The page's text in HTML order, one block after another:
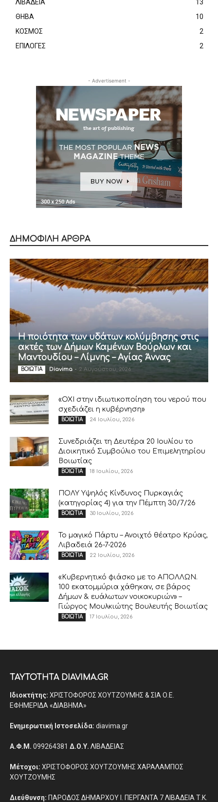
ΛΙΒΑΔΕΙΑ
13
ΘΗΒΑ
10
ΚΟΣΜΟΣ
2
ΕΠΙΛΟΓΕΣ
2
- Advertisement -
ΔΗΜΟΦΙΛΗ ΑΡΘΡΑ
Η ποιότητα των υδάτων κολύμβησης στις
ακτές των Δήμων Καμένων Βούρλων και
Μαντουδίου – Λίμνης – Αγίας Άννας
ΒΟΙΩΤΙΑ Diavima - 2 Αυγούστου, 2026
«ΟΧΙ στην ιδιωτικοποίηση του νερού που
σχεδιάζει η κυβέρνηση»
ΒΟΙΩΤΙΑ 24 Ιουλίου, 2026
Συνεδριάζει τη Δευτέρα 20 Ιουλίου το
Διοικητικό Συμβούλιο του Επιμελητηρίου
Βοιωτίας
ΒΟΙΩΤΙΑ 18 Ιουλίου, 2026
ΠΟΛΥ Υψηλός Κίνδυνος Πυρκαγιάς
(κατηγορίας 4) για την Πέμπτη 30/7/26
ΒΟΙΩΤΙΑ 30 Ιουλίου, 2026
Το μαγικό Πάρτυ – Ανοιχτό θέατρο Κρύας,
Λιβαδειά 26-7-2026
ΒΟΙΩΤΙΑ 22 Ιουλίου, 2026
«Κυβερνητικό φιάσκο με το ΑΠΟΛΛΩΝ.
100 εκατομμύρια χάθηκαν, σε βάρος
Δήμων & ευάλωτων νοικοκυριών» –
Γιώργος Μουλκιώτης Βουλευτής Βοιωτίας
ΒΟΙΩΤΙΑ 17 Ιουλίου, 2026
ΤΑΥΤΟΤΗΤΑ DIAVIMA.GR
Ιδιοκτήτης: ΧΡΙΣΤΟΦΟΡΟΣ ΧΟΥΤΖΟΥΜΗΣ & ΣΙΑ Ο.Ε.
ΕΦΗΜΕΡΙΔΑ «ΔΙΑΒΗΜΑ»
Ενημερωτική Ιστοσελίδα: diavima.gr
Α.Φ.Μ. 099264381 Δ.Ο.Υ. ΛΙΒΑΔΕΙΑΣ
Μέτοχοι: ΧΡΙΣΤΟΦΟΡΟΣ ΧΟΥΤΖΟΥΜΗΣ ΧΑΡΑΛΑΜΠΟΣ
ΧΟΥΤΖΟΥΜΗΣ
Διεύθυνση: ΠΑΡΟΔΟΣ ΔΗΜΑΡΧΟΥ Ι. ΠΕΡΓΑΝΤΑ 7 ΛΙΒΑΔΕΙΑ Τ.Κ.